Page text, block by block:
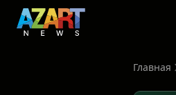
Главная